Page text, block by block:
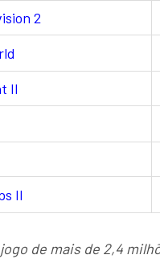
2
II
II
de mais de 2,4